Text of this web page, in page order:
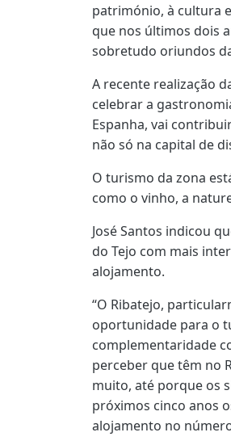
património, à cultura
que nos últimos dois
sobretudo oriundos
A recente realização
celebrar a
Espanha, vai
não só na capital de
O turismo da zona
como o vinho, a
José Santos indicou
do Tejo com mais
alojamento.
“O Ribatejo,
oportunidade para o
complementaridade
perceber que têm no
muito, até porque os
próximos cinco anos
alojamento no